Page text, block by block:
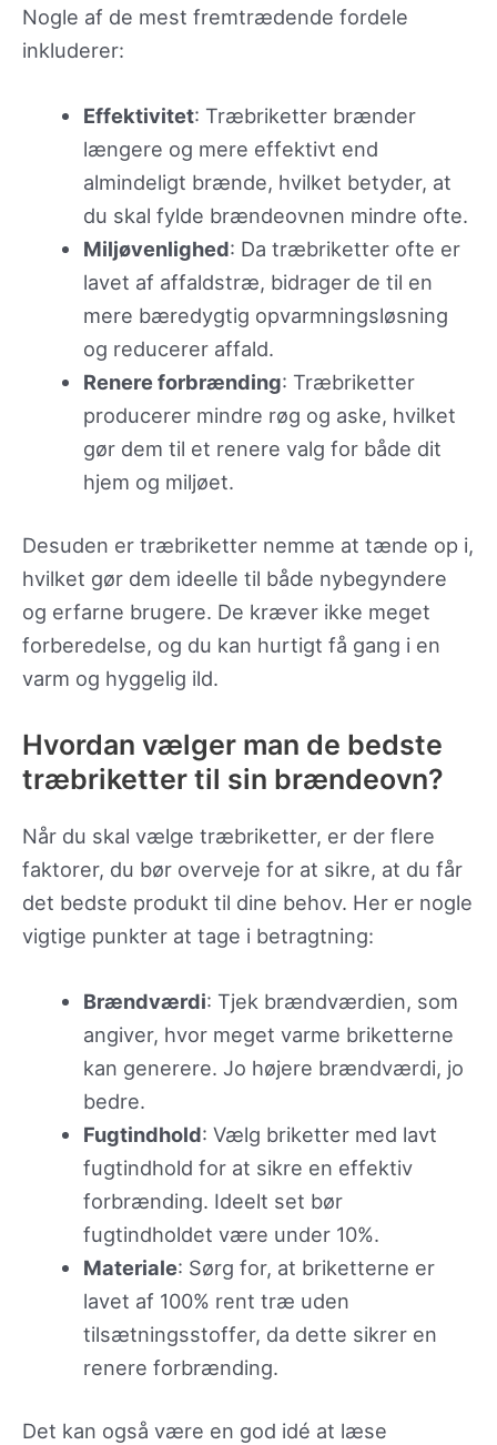
Nogle af de mest fremtrædende fordele
inkluderer:
Effektivitet: Træbriketter brænder
længere og mere effektivt end
almindeligt brænde, hvilket betyder, at
du skal fylde brændeovnen mindre ofte.
Miljøvenlighed: Da træbriketter ofte er
lavet af affaldstræ, bidrager de til en
mere bæredygtig opvarmningsløsning
og reducerer affald.
Renere forbrænding: Træbriketter
producerer mindre røg og aske, hvilket
gør dem til et renere valg for både dit
hjem og miljøet.
Desuden er træbriketter nemme at tænde op i,
hvilket gør dem ideelle til både nybegyndere
og erfarne brugere. De kræver ikke meget
forberedelse, og du kan hurtigt få gang i en
varm og hyggelig ild.
Hvordan vælger man de bedste
træbriketter til sin brændeovn?
Når du skal vælge træbriketter, er der flere
faktorer, du bør overveje for at sikre, at du får
det bedste produkt til dine behov. Her er nogle
vigtige punkter at tage i betragtning:
Brændværdi: Tjek brændværdien, som
angiver, hvor meget varme briketterne
kan generere. Jo højere brændværdi, jo
bedre.
Fugtindhold: Vælg briketter med lavt
fugtindhold for at sikre en effektiv
forbrænding. Ideelt set bør
fugtindholdet være under 10%.
Materiale: Sørg for, at briketterne er
lavet af 100% rent træ uden
tilsætningsstoffer, da dette sikrer en
renere forbrænding.
Det kan også være en god idé at læse